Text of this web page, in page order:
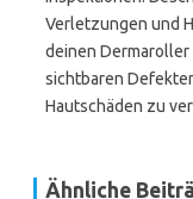
Verletzungen und
deinen
sichtbaren
Hautschäden zu
Ähnliche